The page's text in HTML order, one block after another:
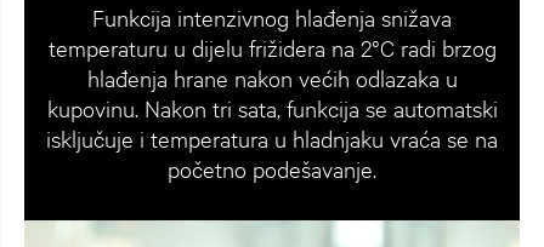
Funkcija intenzivnog hlađenja snižava
temperaturu u dijelu frižidera na 2°C radi brzog
hlađenja hrane nakon većih odlazaka u
kupovinu. Nakon tri sata, funkcija se automatski
isključuje i temperatura u hladnjaku vraća se na
početno podešavanje.